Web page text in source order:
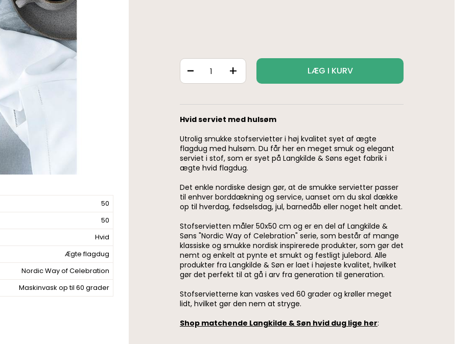
50
50
Hvid
Ægte flagdug
Nordic Way of Celebration
Maskinvask op til 60 grader
+
- LÆG I KURV
Hvid serviet med hulsøm
Utrolig smukke stofservietter i høj kvalitet syet af ægte
flagdug med hulsøm. Du får her en meget smuk og elegant
serviet i stof, som er syet på Langkilde & Søns eget fabrik i
ægte hvid flagdug.
Det enkle nordiske design gør, at de smukke servietter passer
til enhver borddækning og service, uanset om du skal dække
op til hverdag, fødselsdag, jul, barnedåb eller noget helt andet.
Stofservietten måler 50x50 cm og er en del af Langkilde &
Søns "Nordic Way of Celebration" serie, som består af mange
klassiske og smukke nordisk inspirerede produkter, som gør det
nemt og enkelt at pynte et smukt og festligt julebord. Alle
produkter fra Langkilde & Søn er laet i højeste kvalitet, hvilket
gør det perfekt til at gå i arv fra generation til generation.
Stofservietterne kan vaskes ved 60 grader og krøller meget
lidt, hvilket gør den nem at stryge.
Shop matchende Langkilde & Søn hvid dug lige her: